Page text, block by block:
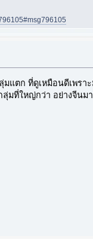
ตก ที่ดูเหมือนดีเพราะ
มที่ใหญ่กว่า อย่างจีนม